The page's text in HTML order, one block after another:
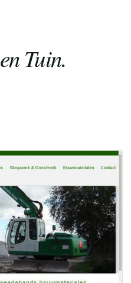
Tuin.